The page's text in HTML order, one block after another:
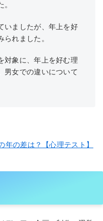
いましたが、年上を好
れました。
対象に、年上を好む理
男女での違いについて
の差は？【心理テスト】